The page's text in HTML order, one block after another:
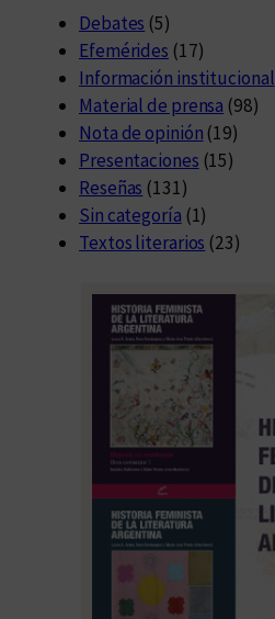
Debates (5)
Efemérides (17)
Información institucional
Material de prensa (98)
Nota de opinión (19)
Presentaciones (15)
Reseñas (131)
Sin categoría (1)
Textos literarios (23)